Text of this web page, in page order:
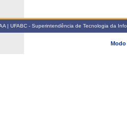
| UFABC - Superintendência de Tecnologia da
Modo